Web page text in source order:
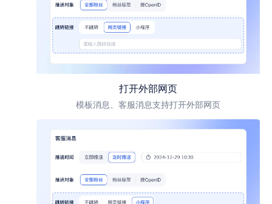
打开外部网页
模板消息、客服消息支持打开外部网页